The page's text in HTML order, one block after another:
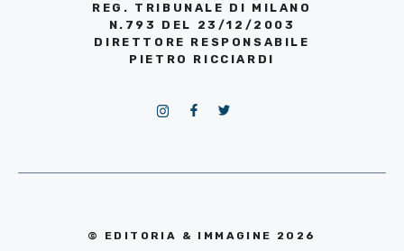
REG. TRIBUNALE DI MILANO
N.793 DEL 23/12/2003
DIRETTORE RESPONSABILE
PIETRO RICCIARDI
© EDITORIA & IMMAGINE 2026